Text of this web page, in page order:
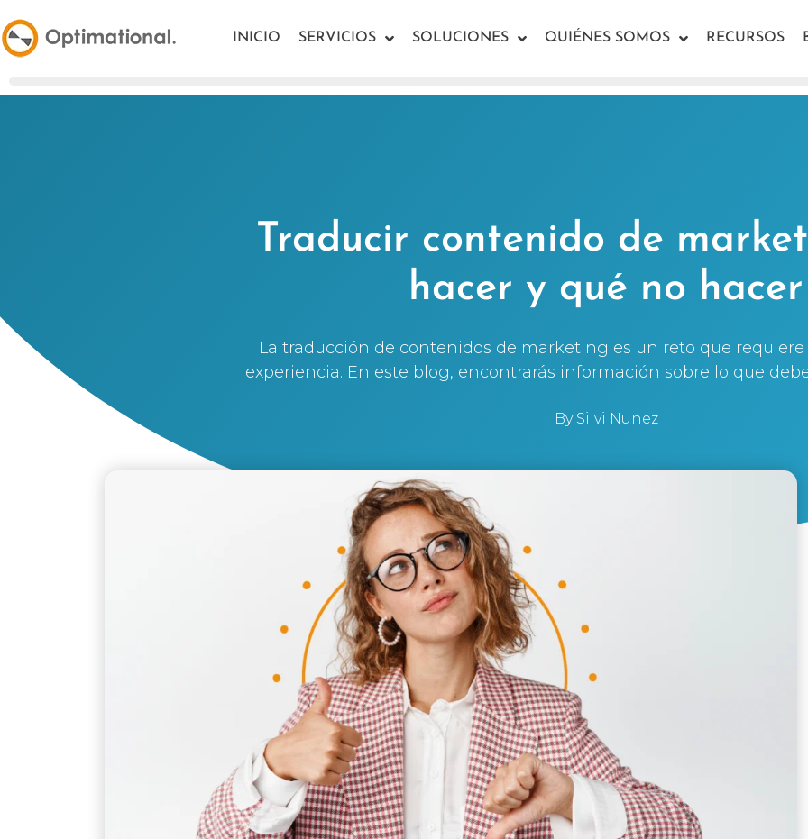
INICIO SERVICIOS SOLUCIONES QUIÉNES SOMOS RECURSOS
Traducir contenido de
hacer y qué no hacer
La traducción de contenidos de marketing es un reto que
experiencia. En este blog, encontrarás información sobre lo que
BySilvi Nunez